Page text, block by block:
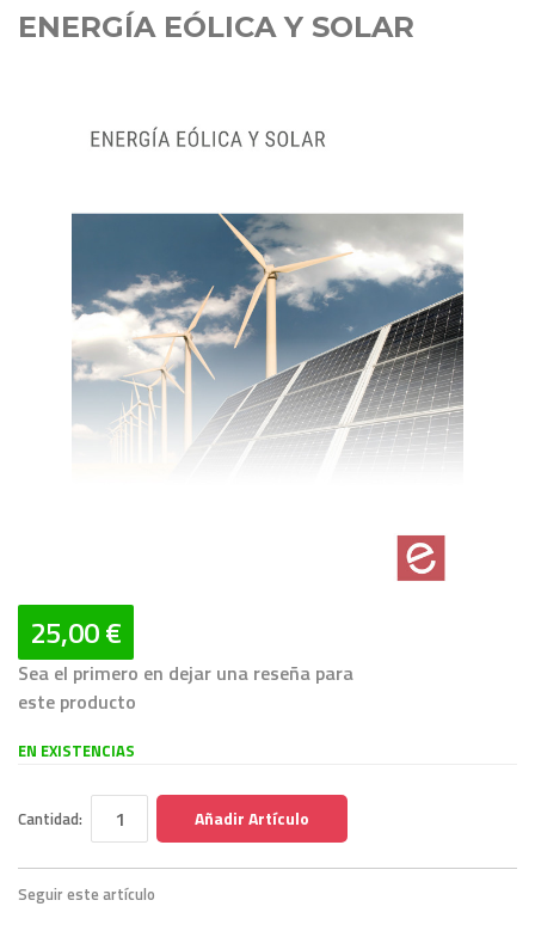
ENERGÍA EÓLICA Y SOLAR
25,00 €
Sea el primero en dejar una reseña para
este producto
EN EXISTENCIAS
Cantidad: Añadir Artículo
Seguir este artículo